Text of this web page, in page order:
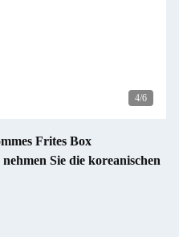
4/6
Frites Box
Sie die koreanischen